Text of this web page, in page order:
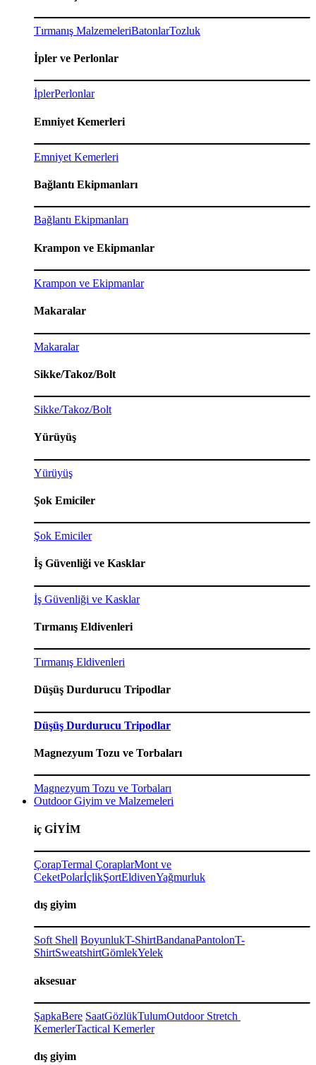
Tırmanış MalzemeleriBatonlarTozluk
İpler ve Perlonlar
İplerPerlonlar
Emniyet Kemerleri
Emniyet Kemerleri
Bağlantı Ekipmanları
Bağlantı Ekipmanları
Krampon ve Ekipmanlar
Krampon ve Ekipmanlar
Makaralar
Makaralar
Sikke/Takoz/Bolt
Sikke/Takoz/Bolt
Yürüyüş
Yürüyüş
Şok Emiciler
Şok Emiciler
İş Güvenliği ve Kasklar
İş Güvenliği ve Kasklar
Tırmanış Eldivenleri
Tırmanış Eldivenleri
Düşüş Durdurucu Tripodlar
Düşüş Durdurucu Tripodlar
Magnezyum Tozu ve Torbaları
Magnezyum Tozu ve Torbaları
Outdoor Giyim ve Malzemeleri
iç GİYİM
ÇorapTermal ÇoraplarMont ve
CeketPolarİçlikŞortEldivenYağmurluk
dış giyim
Soft Shell BoyunlukT-ShirtBandanaPantolonT-
ShirtSweatshirtGömlekYelek
aksesuar
ŞapkaBere SaatGözlükTulumOutdoor Stretch
KemerlerTactical Kemerler
dış giyim